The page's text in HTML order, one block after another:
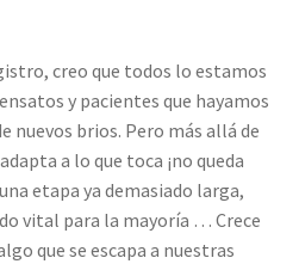
creo que todos lo estamos
y pacientes que hayamos
nuevos brios. Pero más allá de
a lo que toca ¡no queda
etapa ya demasiado larga,
vital para la mayoría … Crece
que se escapa a nuestras